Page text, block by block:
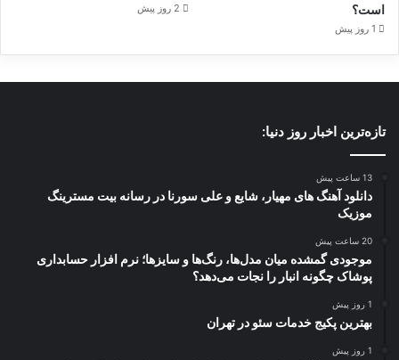
است؟
1 روز پیش
2 روز پیش
تازه‌ترین اخبار روز دنیا:
13 ساعت پیش
دانلود آهنگ های مهیار، شایع و علی سورنا در رسانه بیت مسترینگ
موزیک
20 ساعت پیش
موجودی گمشده میان مدل‌ها، رنگ‌ها و سایزها؛ نرم افزار حسابداری
پوشاک چگونه انبار را نجات می‌دهد؟
1 روز پیش
بهترین پکیج خدمات سئو در تهران
1 روز پیش